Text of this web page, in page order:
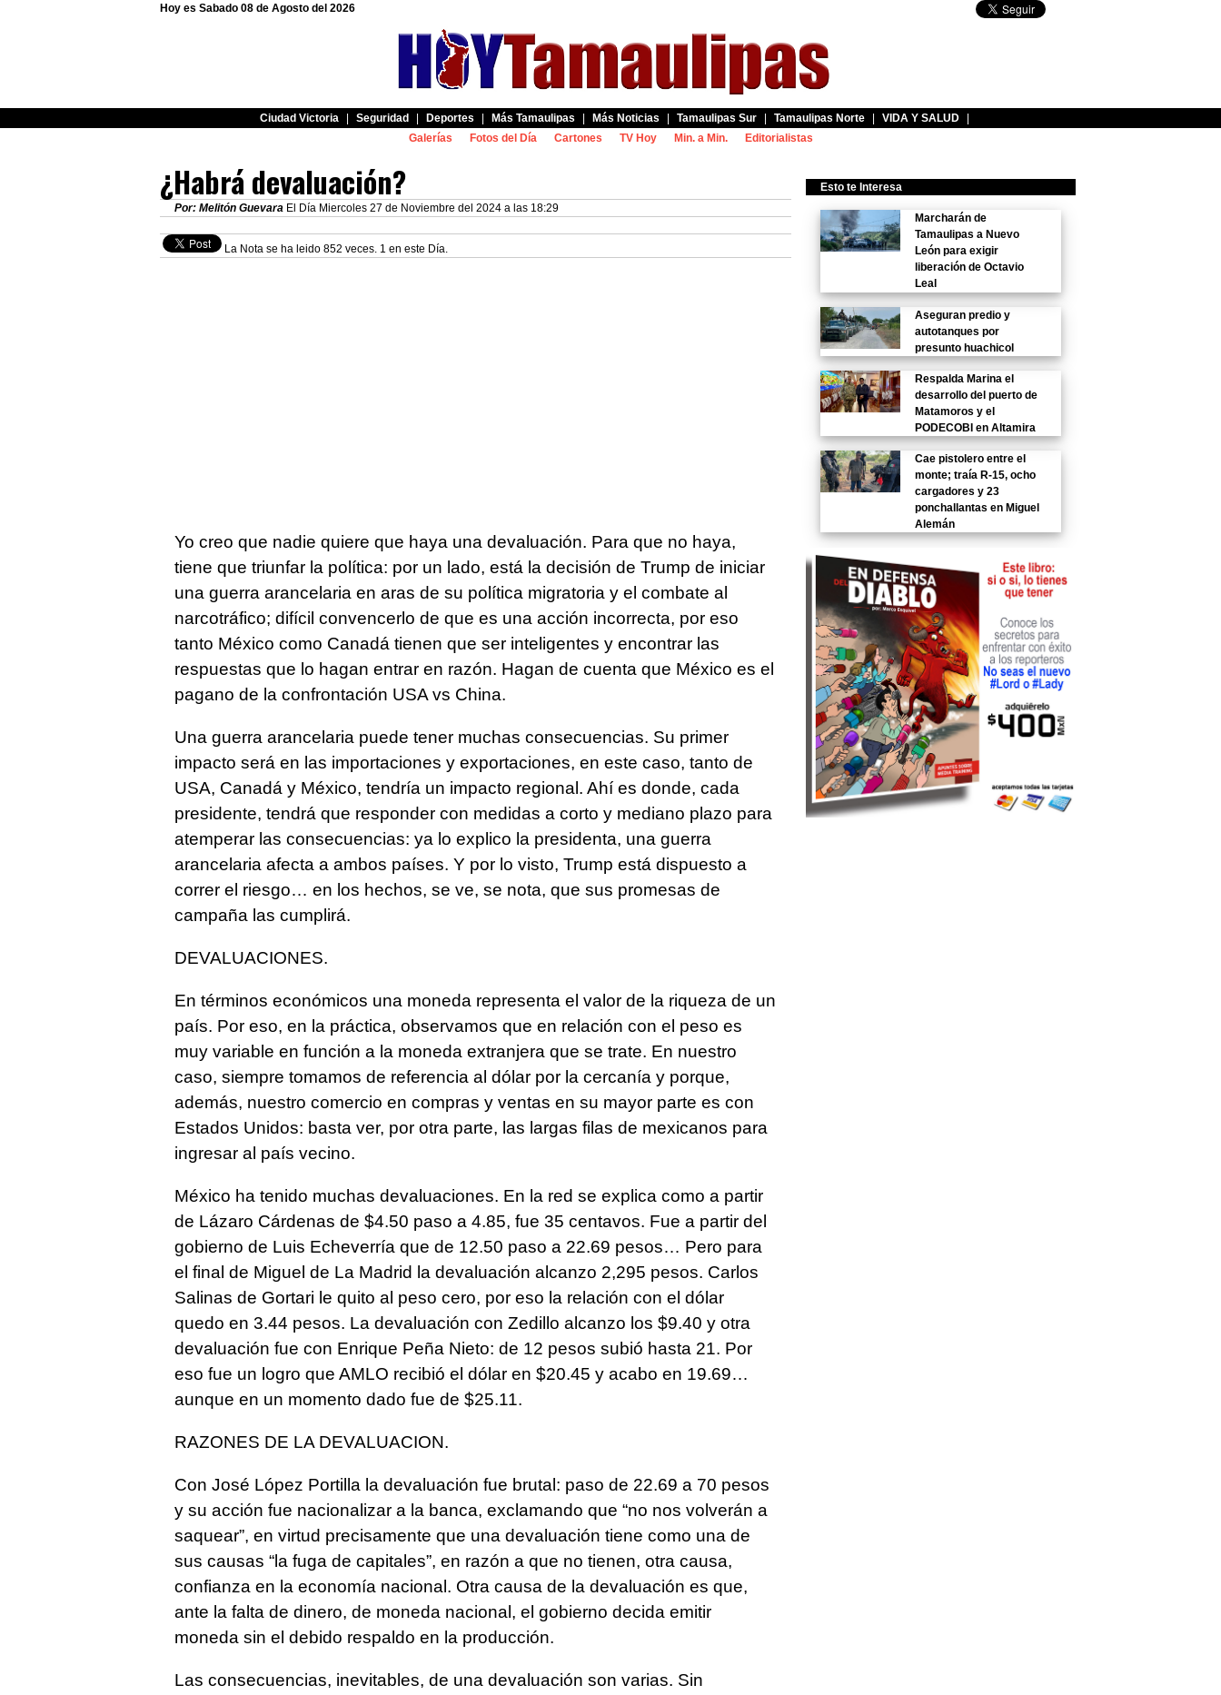
Hoy es Sabado 08 de Agosto del 2026
Ciudad Victoria Seguridad Deportes Más Tamaulipas Más Noticias Tamaulipas Sur Tamaulipas Norte VIDA Y SALUD
Galerías
Fotos del Día Cartones TV Hoy Min. a Min. Editorialistas
¿Habrá devaluación?
Por: Melitón Guevara El Día Miercoles 27 de Noviembre del 2024 a las 18:29
La Nota se ha leido 852 veces. 1 en este Día.
Yo creo que nadie quiere que haya una devaluación. Para que no haya,
tiene que triunfar la política: por un lado, está la decisión de Trump de iniciar
una guerra arancelaria en aras de su política migratoria y el combate al
narcotráfico; difícil convencerlo de que es una acción incorrecta, por eso
tanto México como Canadá tienen que ser inteligentes y encontrar las
respuestas que lo hagan entrar en razón. Hagan de cuenta que México es el
pagano de la confrontación USA vs China.
Una guerra arancelaria puede tener muchas consecuencias. Su primer
impacto será en las importaciones y exportaciones, en este caso, tanto de
USA, Canadá y México, tendría un impacto regional. Ahí es donde, cada
presidente, tendrá que responder con medidas a corto y mediano plazo para
atemperar las consecuencias: ya lo explico la presidenta, una guerra
arancelaria afecta a ambos países. Y por lo visto, Trump está dispuesto a
correr el riesgo… en los hechos, se ve, se nota, que sus promesas de
campaña las cumplirá.
DEVALUACIONES.
En términos económicos una moneda representa el valor de la riqueza de un
país. Por eso, en la práctica, observamos que en relación con el peso es
muy variable en función a la moneda extranjera que se trate. En nuestro
caso, siempre tomamos de referencia al dólar por la cercanía y porque,
además, nuestro comercio en compras y ventas en su mayor parte es con
Estados Unidos: basta ver, por otra parte, las largas filas de mexicanos para
ingresar al país vecino.
México ha tenido muchas devaluaciones. En la red se explica como a partir
de Lázaro Cárdenas de $4.50 paso a 4.85, fue 35 centavos. Fue a partir del
gobierno de Luis Echeverría que de 12.50 paso a 22.69 pesos… Pero para
el final de Miguel de La Madrid la devaluación alcanzo 2,295 pesos. Carlos
Salinas de Gortari le quito al peso cero, por eso la relación con el dólar
quedo en 3.44 pesos. La devaluación con Zedillo alcanzo los $9.40 y otra
devaluación fue con Enrique Peña Nieto: de 12 pesos subió hasta 21. Por
eso fue un logro que AMLO recibió el dólar en $20.45 y acabo en 19.69…
aunque en un momento dado fue de $25.11.
RAZONES DE LA DEVALUACION.
Con José López Portilla la devaluación fue brutal: paso de 22.69 a 70 pesos
y su acción fue nacionalizar a la banca, exclamando que “no nos volverán a
saquear”, en virtud precisamente que una devaluación tiene como una de
sus causas “la fuga de capitales”, en razón a que no tienen, otra causa,
confianza en la economía nacional. Otra causa de la devaluación es que,
ante la falta de dinero, de moneda nacional, el gobierno decida emitir
moneda sin el debido respaldo en la producción.
Las consecuencias, inevitables, de una devaluación son varias. Sin
Esto te Interesa
Marcharán de
Tamaulipas a Nuevo
León para exigir
liberación de Octavio
Leal
Aseguran predio y
autotanques por
presunto huachicol
Respalda Marina el
desarrollo del puerto de
Matamoros y el
PODECOBI en Altamira
Cae pistolero entre el
monte; traía R-15, ocho
cargadores y 23
ponchallantas en Miguel
Alemán